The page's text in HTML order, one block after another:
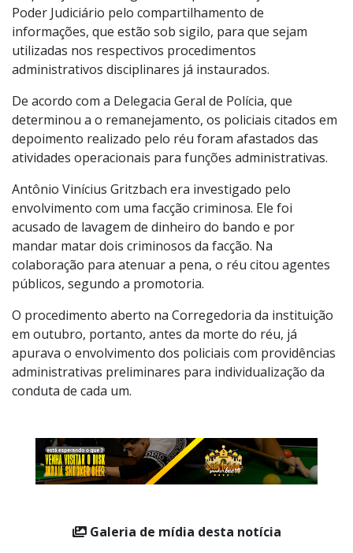
No dia 12 de novembro, oito agentes citados no acordo
de colaboração firmado pelo Ministério Público com
Antônio Vinícius Gritzbach foram afastados da
corporação. A Corregedoria representou junto ao
informações, que estão sob sigilo, para que sejam
utilizadas nos respectivos procedimentos
administrativos disciplinares já instaurados.
determinou a o remanejamento, os policiais citados em
depoimento realizado pelo réu foram afastados das
atividades operacionais para funções administrativas.
Antônio Vinícius Gritzbach era investigado pelo
envolvimento com uma facção criminosa. Ele foi
mandar matar dois criminosos da facção. Na
colaboração para atenuar a pena, o réu citou agentes
públicos, segundo a promotoria.
O procedimento aberto na Corregedoria da instituição
administrativas preliminares para individualização da
conduta de cada um.